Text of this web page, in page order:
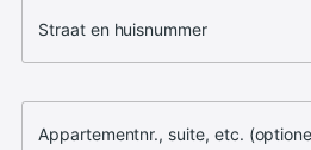
Straat en huisnummer
Appartementnr., suite, etc.